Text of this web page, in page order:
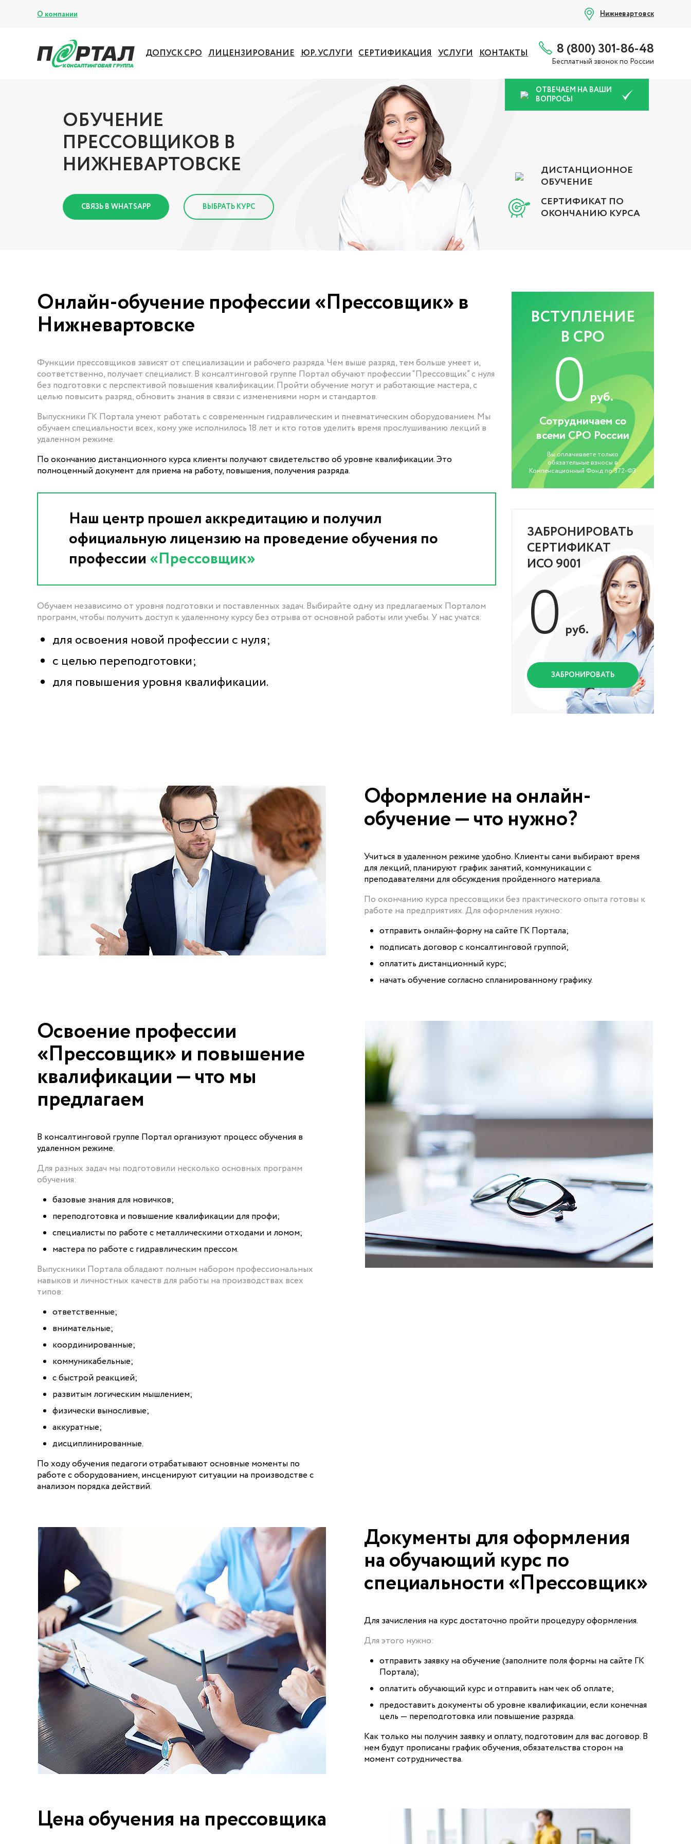
О компании Нижневартовск
ДОПУСК СРО ЛИЦЕНЗИРОВАНИЕ ЮР. УСЛУГИ СЕРТИФИКАЦИЯ УСЛУГИ КОНТАКТЫ 8 (800) 301-86-48
Бесплатный звонок по России
ОТВЕЧАЕМ НА ВАШИ
ВОПРОСЫ
ОБУЧЕНИЕ
ПРЕССОВЩИКОВ В
НИЖНЕВАРТОВСКЕ
СВЯЗЬ В WHATSAPP ВЫБРАТЬ КУРС
ДИСТАНЦИОННОЕ
ОБУЧЕНИЕ
СЕРТИФИКАТ ПО
ОКОНЧАНИЮ КУРСА
Онлайн-обучение профессии «Прессовщик» в
Нижневартовске
Функции прессовщиков зависят от специализации и рабочего разряда. Чем выше разряд, тем больше умеет и,
соответственно, получает специалист. В консалтинговой группе Портал обучают профессии “Прессовщик” с нуля
без подготовки с перспективой повышения квалификации. Пройти обучение могут и работающие мастера, с
целью повысить разряд, обновить знания в связи с изменениями норм и стандартов.
Выпускники ГК Портала умеют работать с современным гидравлическим и пневматическим оборудованием. Мы
обучаем специальности всех, кому уже исполнилось 18 лет и кто готов уделить время прослушиванию лекций в
удаленном режиме.
По окончанию дистанционного курса клиенты получают свидетельство об уровне квалификации. Это
полноценный документ для приема на работу, повышения, получения разряда.
Наш центр прошел аккредитацию и получил
официальную лицензию на проведение обучения по
профессии «Прессовщик»
Обучаем независимо от уровня подготовки и поставленных задач. Выбирайте одну из предлагаемых Порталом
программ, чтобы получить доступ к удаленному курсу без отрыва от основной работы или учебы. У нас учатся:
для освоения новой профессии с нуля;
с целью переподготовки;
для повышения уровня квалификации.
ВСТУПЛЕНИЕ
В СРО
0руб.
Сотрудничаем со
всеми СРО России
Вы оплачиваете только
обязательные взносы в
Компенсационный Фонд по 372-ФЗ
ЗАБРОНИРОВАТЬ
СЕРТИФИКАТ
ИСО 9001
0 руб.
ЗАБРОНИРОВАТЬ
Оформление на онлайн-
обучение — что нужно?
Учиться в удаленном режиме удобно. Клиенты сами выбирают время
для лекций, планируют график занятий, коммуникации с
преподавателями для обсуждения пройденного материала.
По окончанию курса прессовщики без практического опыта готовы к
работе на предприятиях. Для оформления нужно:
отправить онлайн-форму на сайте ГК Портала;
подписать договор с консалтинговой группой;
оплатить дистанционный курс;
начать обучение согласно спланированному графику.
Освоение профессии
«Прессовщик» и повышение
квалификации — что мы
предлагаем
В консалтинговой группе Портал организуют процесс обучения в
удаленном режиме.
Для разных задач мы подготовили несколько основных программ
обучения:
базовые знания для новичков;
переподготовка и повышение квалификации для профи;
специалисты по работе с металлическими отходами и ломом;
мастера по работе с гидравлическим прессом.
Выпускники Портала обладают полным набором профессиональных
навыков и личностных качеств для работы на производствах всех
типов:
ответственные;
внимательные;
координированные;
коммуникабельные;
с быстрой реакцией;
развитым логическим мышлением;
физически выносливые;
аккуратные;
дисциплинированные.
По ходу обучения педагоги отрабатывают основные моменты по
работе с оборудованием, инсценируют ситуации на производстве с
анализом порядка действий.
Документы для оформления
на обучающий курс по
специальности «Прессовщик»
Для зачисления на курс достаточно пройти процедуру оформления.
Для этого нужно:
отправить заявку на обучение (заполните поля формы на сайте ГК
Портала);
оплатить обучающий курс и отправить нам чек об оплате;
предоставить документы об уровне квалификации, если конечная
цель — переподготовка или повышение разряда.
Как только мы получим заявку и оплату, подготовим для вас договор. В
нем будут прописаны график обучения, обязательства сторон на
момент сотрудничества.
Цена обучения на прессовщика